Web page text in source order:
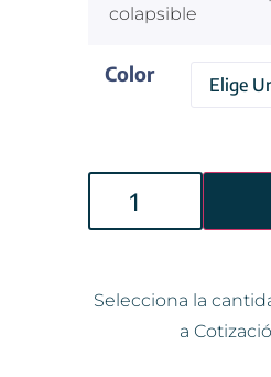
colapsible
Color
Selecciona la
a